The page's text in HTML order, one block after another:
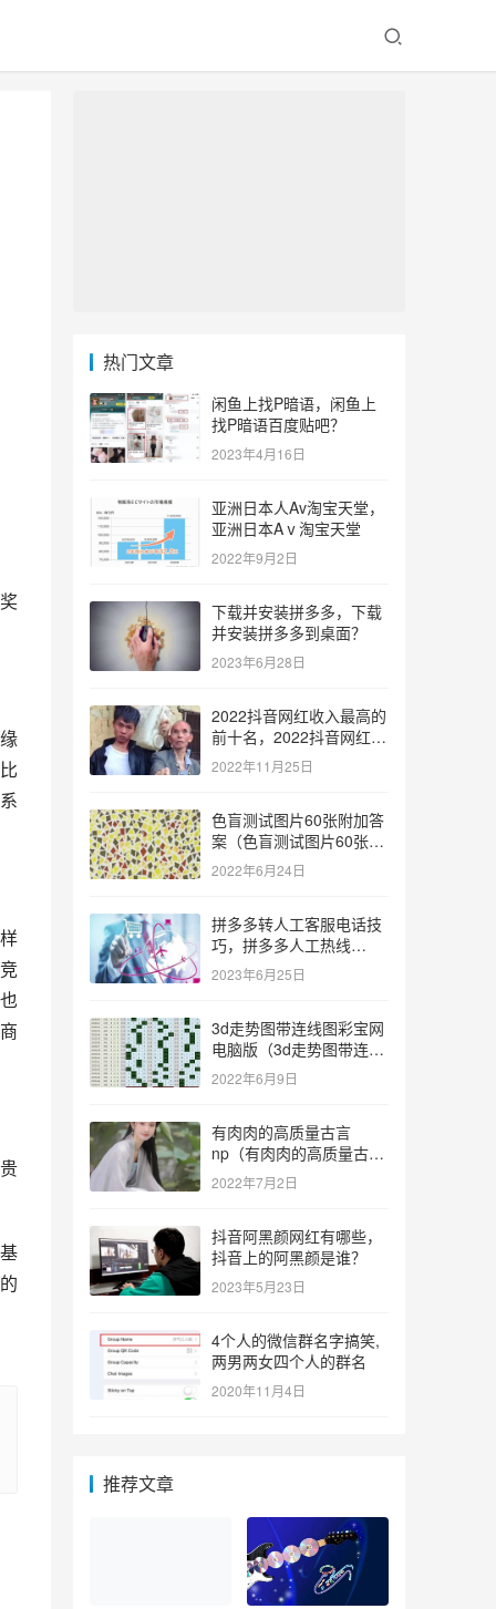
热门文章
闲鱼上找P暗语，闲鱼上
找P暗语百度贴吧？
2023年4月16日
亚洲日本人Av淘宝天堂，
亚洲日本Aⅴ淘宝天堂
2022年9月2日
下载并安装拼多多，下载
并安装拼多多到桌面？
2023年6月28日
2022抖音网红收入最高的
前十名，2022抖音网红收
入最高的前十名有哪些？
2022年11月25日
色盲测试图片60张附加答
案（色盲测试图片60张复
杂）
2022年6月24日
拼多多转人工客服电话技
巧，拼多多人工热线
9541344？
2023年6月25日
3d走势图带连线图彩宝网
电脑版（3d走势图带连线
图彩宝网手机版）
2022年6月9日
有肉肉的高质量古言
np（有肉肉的高质量古言
np推荐）
2022年7月2日
抖音阿黑颜网红有哪些，
抖音上的阿黑颜是谁？
2023年5月23日
4个人的微信群名字搞笑,
两男两女四个人的群名
2020年11月4日
推荐文章